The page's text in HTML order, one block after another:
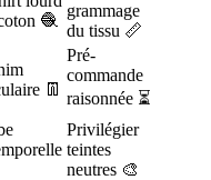
🧶
grammage
du tissu 📏
👖
Pré-
commande
raisonnée ⏳
Privilégier
teintes
neutres 🎨